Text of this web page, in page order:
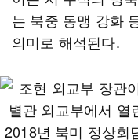
는 북중 동맹 강화
의미로 해석된다.